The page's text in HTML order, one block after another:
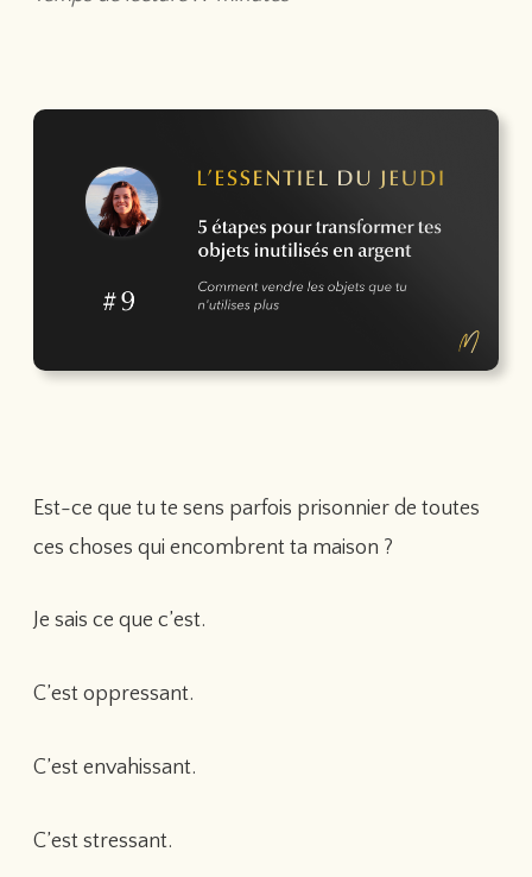
Est-ce que tu te sens parfois prisonnier de toutes
ces choses qui encombrent ta maison ?
Je sais ce que c’est.
C’est oppressant.
C’est envahissant.
C’est stressant.